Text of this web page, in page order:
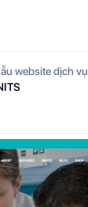
website dịch vụ